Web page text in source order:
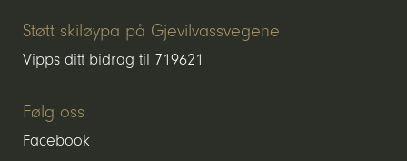
Støtt skiløypa på Gjevilvassvegene
Vipps ditt bidrag til 719621
Følg oss
Facebook